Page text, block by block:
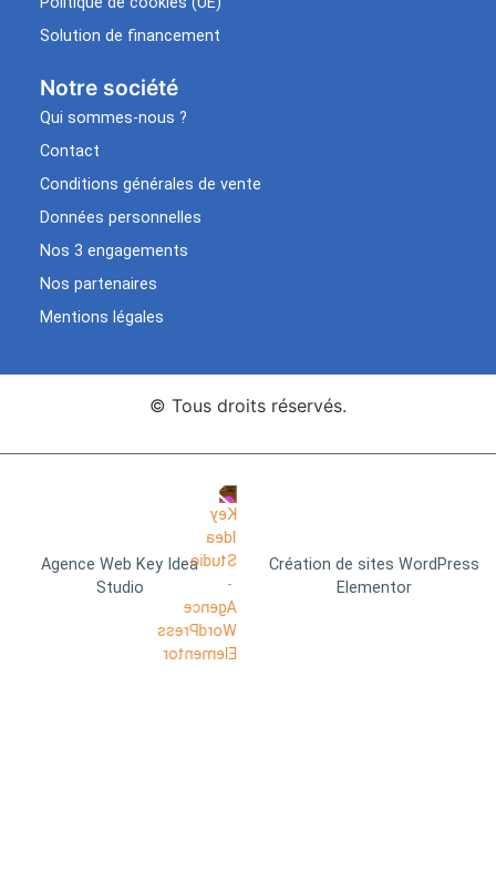
Solution de financement
Notre société
Qui sommes-nous ?
Contact
Conditions générales de vente
Données personnelles
Nos 3 engagements
Nos partenaires
Mentions légales
© Tous droits réservés.
Agence Web Key Idea
Studio
Création de sites WordPress
Elementor